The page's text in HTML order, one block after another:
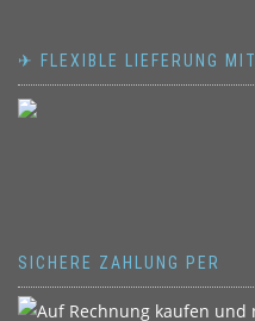
✈ FLEXIBLE LIEFERUNG MIT
SICHERE ZAHLUNG PER